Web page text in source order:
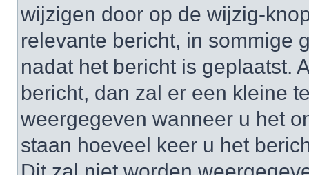
wijzigen door op de wijzig-
relevante bericht, in sommige
nadat het bericht is geplaatst.
bericht, dan zal er een kleine
weergegeven wanneer u het
staan hoeveel keer u het